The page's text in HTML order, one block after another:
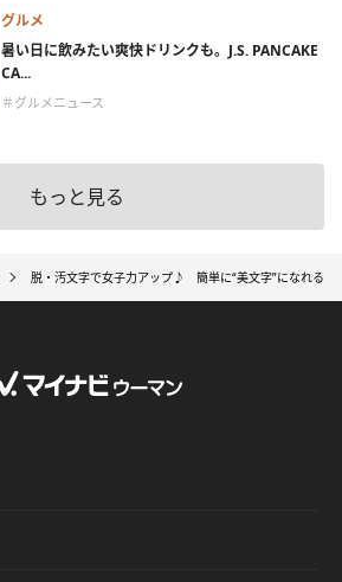
グルメ
暑い日に飲みたい爽快ドリンクも。J.S. PANCAKE
CA...
＃グルメニュース
もっと見る
脱・汚文字で女子力アップ♪ 簡単に“美文字”になれるア